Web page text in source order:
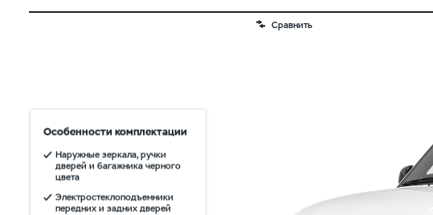
Сравнить
Особенности комплектации
Наружные зеркала, ручки
дверей и багажника черного
цвета
Электростеклоподъемники
передних и задних дверей